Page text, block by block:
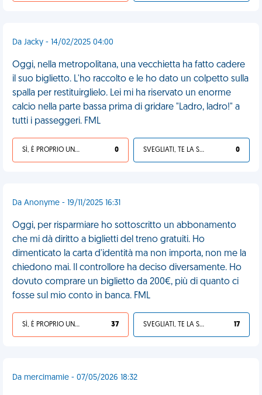
Da Jacky - 14/02/2025 04:00
Oggi, nella metropolitana, una vecchietta ha fatto cadere
il suo biglietto. L'ho raccolto e le ho dato un colpetto sulla
spalla per restituirglielo. Lei mi ha riservato un enorme
calcio nella parte bassa prima di gridare "Ladro, ladro!" a
tutti i passeggeri. FML
SÌ, È PROPRIO UNA VDM! 0 SVEGLIATI, TE LA SEI CERCATA! 0
Da Anonyme - 19/11/2025 16:31
Oggi, per risparmiare ho sottoscritto un abbonamento
che mi dà diritto a biglietti del treno gratuiti. Ho
dimenticato la carta d'identità ma non importa, non me la
chiedono mai. Il controllore ha deciso diversamente. Ho
dovuto comprare un biglietto da 200€, più di quanto ci
fosse sul mio conto in banca. FML
SÌ, È PROPRIO UNA VDM! 37 SVEGLIATI, TE LA SEI CERCATA! 17
Da mercimamie - 07/05/2026 18:32